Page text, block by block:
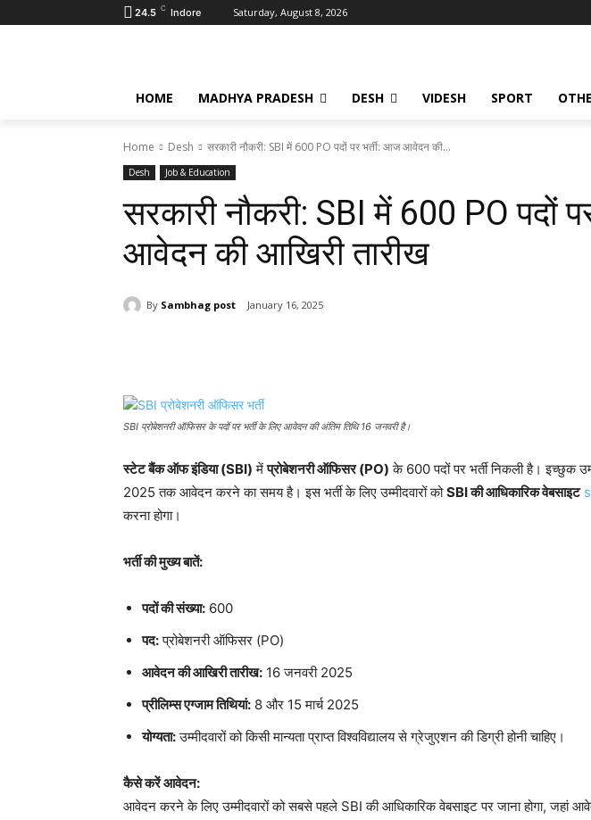
24.5 C Indore Saturday, August 8, 2026
HOME MADHYA PRADESH DESH VIDESH SPORT
Home Desh सरकारी नौकरी: SBI में 600 PO पदों पर भर्ती: आज आवेदन की...
Desh Job & Education
सरकारी नौकरी: SBI में 600 PO पदों
आवेदन की आखिरी तारीख
By Sambhag post January 16, 2025
SBI प्रोबेशनरी ऑफिसर के पदों पर भर्ती के लिए आवेदन की अंतिम तिथि 16 जनवरी है।
स्टेट बैंक ऑफ इंडिया (SBI) मेंप्रोबेशनरी ऑफिसर (PO) के 600 पदों पर भर्ती निकली है। इच्छुक
2025 तक आवेदन करने का समय है। इस भर्ती के लिए उम्मीदवारों कोSBI की आधिकारिक वेबसाइट
करना होगा।
भर्ती की मुख्य बातें:
पदों की संख्या: 600
पद:प्रोबेशनरी ऑफिसर (PO)
आवेदन की आखिरी तारीख: 16 जनवरी 2025
प्रीलिम्स एग्जाम तिथियां: 8 और 15 मार्च 2025
योग्यता:उम्मीदवारों को किसी मान्यता प्राप्त विश्वविद्यालय से ग्रेजुएशन की डिग्री होनी चाहिए।
कैसे करें आवेदन:
आवेदन करने के लिए उम्मीदवारों को सबसे पहले SBI की आधिकारिक वेबसाइट पर जाना होगा, जहां